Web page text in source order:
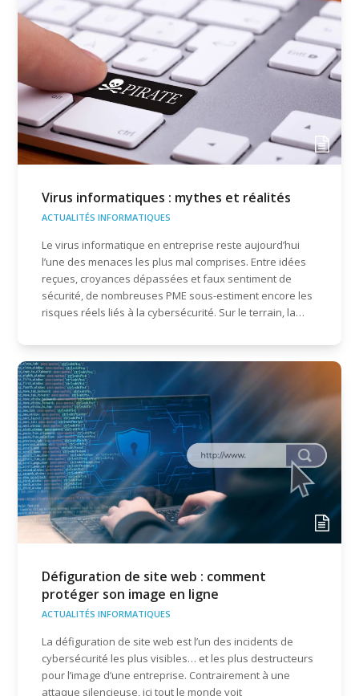
Virus informatiques : mythes et réalités
ACTUALITÉS INFORMATIQUES
Le virus informatique en entreprise reste aujourd’hui
l’une des menaces les plus mal comprises. Entre idées
reçues, croyances dépassées et faux sentiment de
sécurité, de nombreuses PME sous-estiment encore les
risques réels liés à la cybersécurité. Sur le terrain, la…
Défiguration de site web : comment
protéger son image en ligne
ACTUALITÉS INFORMATIQUES
La défiguration de site web est l’un des incidents de
cybersécurité les plus visibles… et les plus destructeurs
pour l’image d’une entreprise. Contrairement à une
attaque silencieuse, ici tout le monde voit